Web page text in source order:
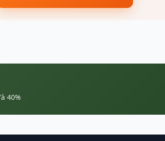
40%